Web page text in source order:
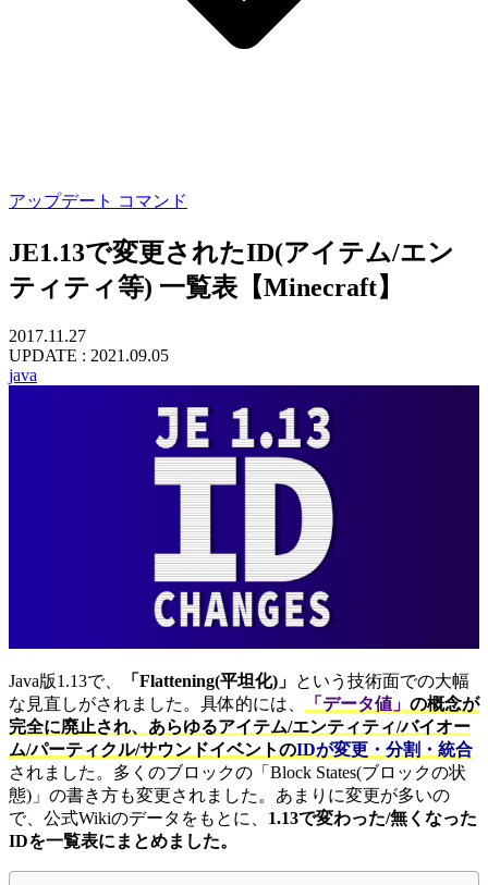
アップデート コマンド
JE1.13で変更されたID(アイテム/エン
ティティ等) 一覧表【Minecraft】
2017.11.27
UPDATE : 2021.09.05
java
Java版1.13で、 「Flattening(平坦化)」 という技術面での大幅
な見直しがされました。具体的には、
「データ値」 の概念が
完全に廃止され、あらゆるアイテム/エンティティ/バイオー
ム/パーティクル/サウンドイベントのIDが変更・分割・統合
されました。多くのブロックの「Block States(ブロックの状
態)」の書き方も変更されました。あまりに変更が多いの
で、公式Wikiのデータをもとに、 1.13で変わった/無くなった
IDを一覧表にまとめました。